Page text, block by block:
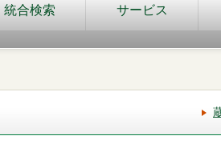
統合検索
サービス